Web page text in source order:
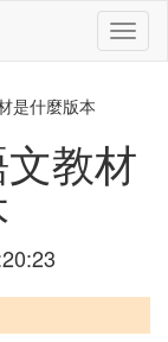
切
換
是什麼版本
教材